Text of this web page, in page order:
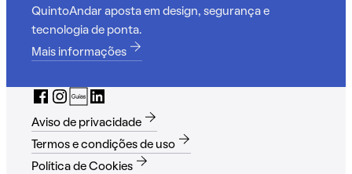
QuintoAndar aposta em design, segurança e
tecnologia de ponta.
Mais informações
Aviso de privacidade
Termos e condições de uso
Política de Cookies